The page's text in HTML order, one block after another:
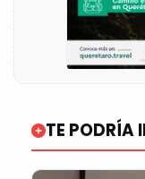
TE PODRÍA